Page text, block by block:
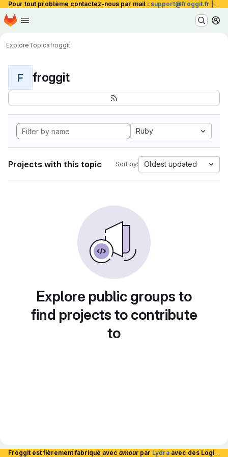
Pour tout problème contactez-nous par mail : support@froggit.fr La
Skip to main content
Homepage
ExploreTopicsfroggit
F froggit
Ruby
Projects with this topic Sort by: Oldest updated
Explore public groups to
find projects to contribute
to
Froggit est fièrement fabriqué avec amour par Lydra avec des Logiciels Libres et hébergé en